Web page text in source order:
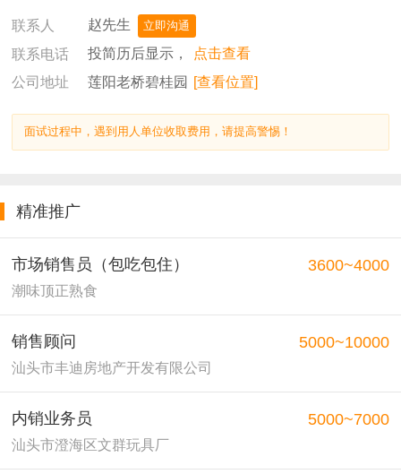
联系人 赵先生 立即沟通
联系电话 投简历后显示，
点击查看
公司地址
莲阳老桥碧桂园 [查看位置]
面试过程中，遇到用人单位收取费用，请提高警惕！
精准推广
市场销售员（包吃包住）
潮味顶正熟食
3600~4000
销售顾问
汕头市丰迪房地产开发有限公司
5000~10000
内销业务员
汕头市澄海区文群玩具厂
5000~7000